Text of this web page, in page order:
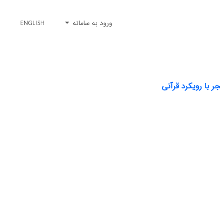
ورود به سامانه ENGLISH